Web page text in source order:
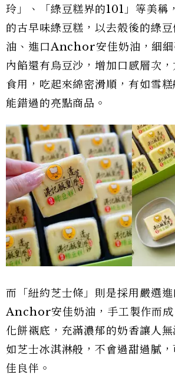
玲」、「綠豆糕界的101」等美稱
的古早味綠豆糕，以去殼後的綠
油、進口Anchor安佳奶油，細細
內餡還有烏豆沙，增加口感層次
食用，吃起來綿密滑順，有如雪
能錯過的亮點商品。
而「紐約芝士條」則是採用嚴選
Anchor安佳奶油，手工製作而成
化餅襯底，充滿濃郁的奶香讓人
如芝士冰淇淋般，不會過甜過膩
佳良伴。